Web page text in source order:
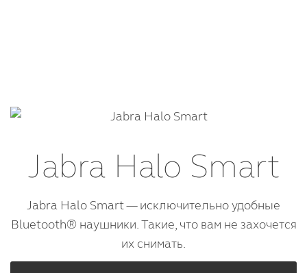
Jabra Halo Smart
Jabra Halo Smart — исключительно удобные
Bluetooth® наушники. Такие, что вам не захочется
их снимать.